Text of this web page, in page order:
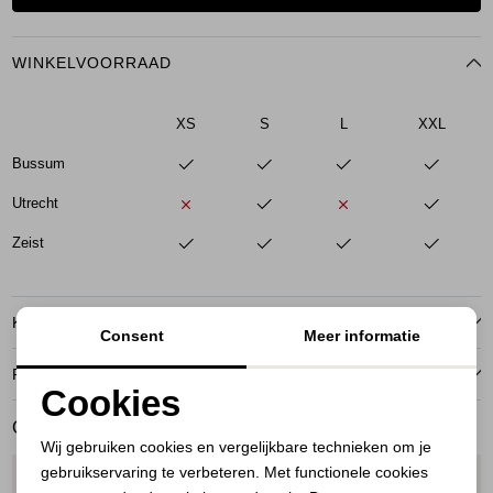
WINKELVOORRAAD
XS S L XXL
Bussum
Utrecht
Zeist
KENMERKEN
RETOURNEREN
GERELATEERDE PRODUCTEN
/2 1/2
Personalisatie cookies
Consent Meer informatie
Cookies
Wij gebruiken cookies en vergelijkbare technieken om je
gebruikservaring te verbeteren. Met functionele cookies